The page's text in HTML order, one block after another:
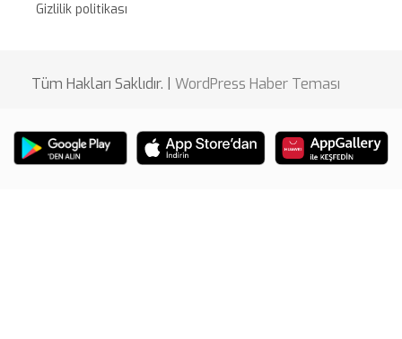
Gizlilik politikası
Tüm Hakları Saklıdır. | WordPress Haber Teması